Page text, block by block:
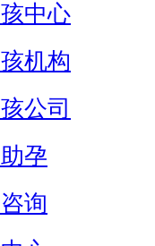
中心
机构
公司
孕
询